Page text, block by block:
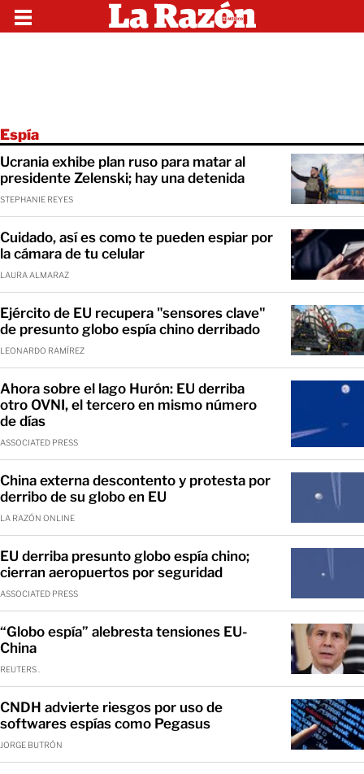
Espía
Ucrania exhibe plan ruso para matar al
presidente Zelenski; hay una detenida
STEPHANIE REYES
Cuidado, así es como te pueden espiar por
la cámara de tu celular
LAURA ALMARAZ
Ejército de EU recupera "sensores clave"
de presunto globo espía chino derribado
LEONARDO RAMÍREZ
Ahora sobre el lago Hurón: EU derriba
otro OVNI, el tercero en mismo número
de días
ASSOCIATED PRESS
China externa descontento y protesta por
derribo de su globo en EU
LA RAZÓN ONLINE
EU derriba presunto globo espía chino;
cierran aeropuertos por seguridad
ASSOCIATED PRESS
“Globo espía” alebresta tensiones EU-
China
REUTERS .
CNDH advierte riesgos por uso de
softwares espías como Pegasus
JORGE BUTRÓN